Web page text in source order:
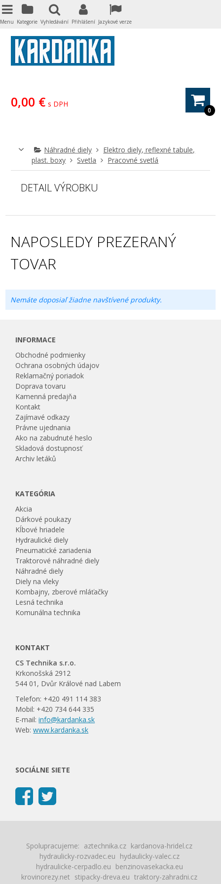
0
0,00 € s DPH
Náhradné diely
Elektro diely, reflexné tabule,
plast. boxy
Svetla Pracovné svetlá
DETAIL VÝROBKU
NAPOSLEDY PREZERANÝ
TOVAR
Nemáte doposiaľ žiadne navštívené produkty.
INFORMACE
Obchodné podmienky
Ochrana osobných údajov
Reklamačný poriadok
Doprava tovaru
Kamenná predajňa
Kontakt
Zajímavé odkazy
Právne ujednania
Ako na zabudnuté heslo
Skladová dostupnosť
Archiv letáků
KATEGÓRIA
Akcia
Dárkové poukazy
Kĺbové hriadele
Hydraulické diely
Pneumatické zariadenia
Traktorové náhradné diely
Náhradné diely
Diely na vleky
Kombajny, zberové mláťačky
Lesná technika
Komunálna technika
KONTAKT
CS Technika s.r.o.
Krkonošská 2912
544 01, Dvůr Králové nad Labem
Telefon: +420 491 114 383
Mobil: +420 734 644 335
E-mail:info@kardanka.sk
Web:www.kardanka.sk
SOCIÁLNE SIETE
Spolupracujeme: aztechnika.cz kardanova-hridel.cz
hydraulicky-rozvadec.eu hydaulicky-valec.cz
hydraulicke-cerpadlo.eu benzinovasekacka.eu
krovinorezy.net stipacky-dreva.eu traktory-zahradni.cz
Menu Kategorie Vyhledávání Přihlášení Jazykové verze